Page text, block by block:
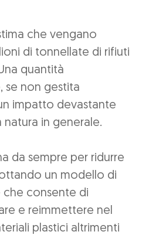
che vengano
di tonnellate di rifiuti
quantità
se non gestita
impatto devastante
natura in generale.
da sempre per ridurre
un modello di
consente di
e reimmettere nel
plastici altrimenti